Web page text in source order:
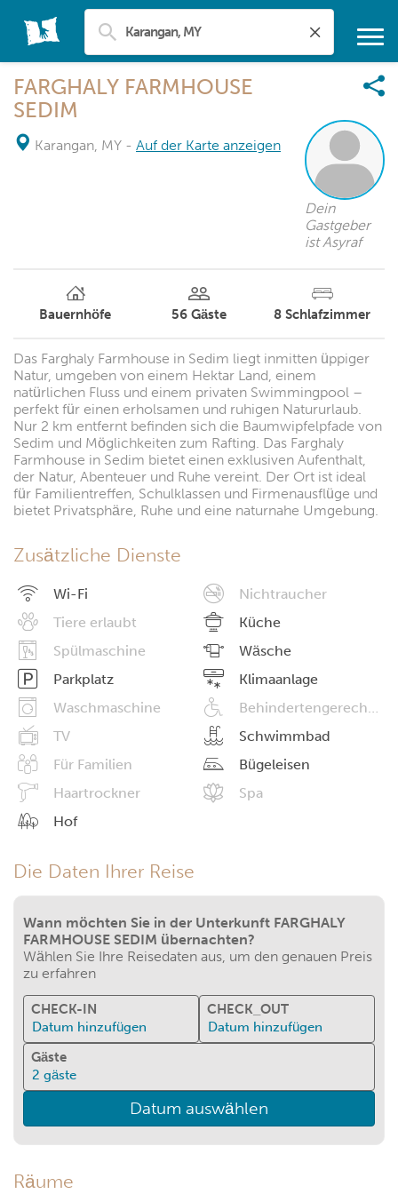
FARGHALY FARMHOUSE
SEDIM
Karangan, MY - Auf der Karte anzeigen
Dein
Gastgeber
ist Asyraf
Bauernhöfe 56 Gäste 8 Schlafzimmer
Das Farghaly Farmhouse in Sedim liegt inmitten üppiger
Natur, umgeben von einem Hektar Land, einem
natürlichen Fluss und einem privaten Swimmingpool –
perfekt für einen erholsamen und ruhigen Natururlaub.
Nur 2 km entfernt befinden sich die Baumwipfelpfade von
Sedim und Möglichkeiten zum Rafting. Das Farghaly
Farmhouse in Sedim bietet einen exklusiven Aufenthalt,
der Natur, Abenteuer und Ruhe vereint. Der Ort ist ideal
für Familientreffen, Schulklassen und Firmenausflüge und
bietet Privatsphäre, Ruhe und eine naturnahe Umgebung.
Zusätzliche Dienste
Wi-Fi
Nichtraucher
Tiere erlaubt
Küche
Spülmaschine
Wäsche
Parkplatz
Klimaanlage
Waschmaschine
Behindertengerechte Einrichtungen
TV
Schwimmbad
Für Familien
Bügeleisen
Haartrockner
Spa
Hof
Die Daten Ihrer Reise
Wann möchten Sie in der Unterkunft FARGHALY
FARMHOUSE SEDIM übernachten?
Wählen Sie Ihre Reisedaten aus, um den genauen Preis
zu erfahren
CHECK-IN
Datum hinzufügen
CHECK_OUT
Datum hinzufügen
Gäste
2 gäste
Datum auswählen
Räume